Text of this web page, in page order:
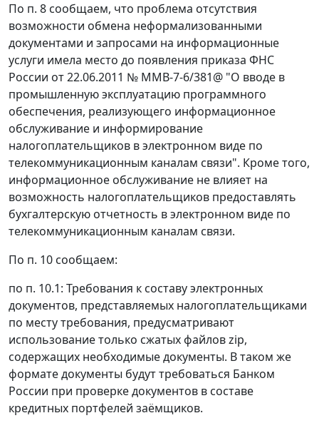
По п. 8 сообщаем, что проблема отсутствия
возможности обмена неформализованными
документами и запросами на информационные
услуги имела место до появления приказа ФНС
России от 22.06.2011 № ММВ-7-6/381@ "О вводе в
промышленную эксплуатацию программного
обеспечения, реализующего информационное
обслуживание и информирование
налогоплательщиков в электронном виде по
телекоммуникационным каналам связи". Кроме того,
информационное обслуживание не влияет на
возможность налогоплательщиков предоставлять
бухгалтерскую отчетность в электронном виде по
телекоммуникационным каналам связи.
По п. 10 сообщаем:
по п. 10.1: Требования к составу электронных
документов, представляемых налогоплательщиками
по месту требования, предусматривают
использование только сжатых файлов zip,
содержащих необходимые документы. В таком же
формате документы будут требоваться Банком
России при проверке документов в составе
кредитных портфелей заёмщиков.